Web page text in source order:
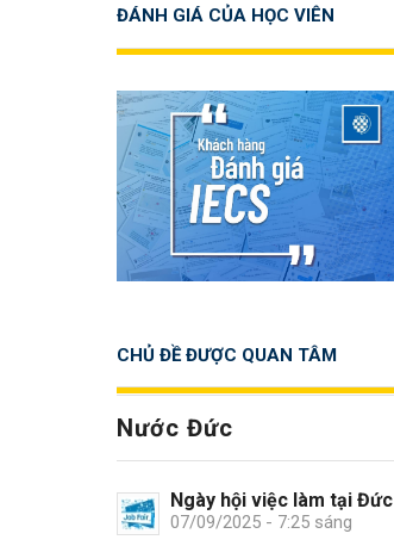
ĐÁNH GIÁ CỦA HỌC VIÊN
CHỦ ĐỀ ĐƯỢC QUAN TÂM
Nước Đức
Ngày hội việc làm tại Đức
07/09/2025 - 7:25 sáng